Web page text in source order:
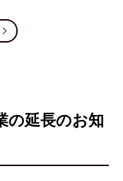
延長のお知